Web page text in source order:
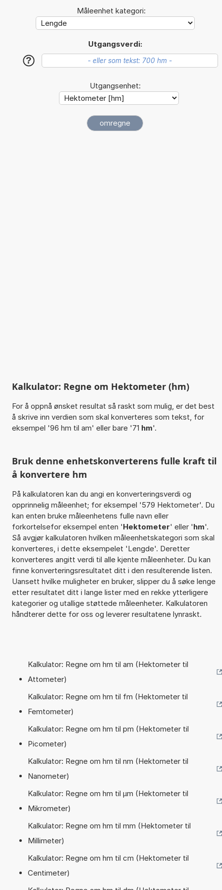
Måleenhet kategori:
Utgangsverdi:
?
Utgangsenhet:
Kalkulator: Regne om Hektometer (hm)
For å oppnå ønsket resultat så raskt som mulig, er det best
å skrive inn verdien som skal konverteres som tekst, for
eksempel '96 hm til am' eller bare '71 hm'.
Bruk denne enhetskonverterens fulle kraft til
å konvertere hm
På kalkulatoren kan du angi en konverteringsverdi og
opprinnelig måleenhet; for eksempel '579 Hektometer'. Du
kan enten bruke måleenhetens fulle navn eller
forkortelsefor eksempel enten 'Hektometer' eller 'hm'.
Så avgjør kalkulatoren hvilken måleenhetskategori som skal
konverteres, i dette eksempelet 'Lengde'. Deretter
konverteres angitt verdi til alle kjente måleenheter. Du kan
finne konverteringsresultatet ditt i den resulterende listen.
Uansett hvilke muligheter en bruker, slipper du å søke lenge
etter resultatet ditt i lange lister med en rekke ytterligere
kategorier og utallige støttede måleenheter. Kalkulatoren
håndterer dette for oss og leverer resultatene lynraskt.
Kalkulator: Regne om hm til am (Hektometer til
Attometer)
Kalkulator: Regne om hm til fm (Hektometer til
Femtometer)
Kalkulator: Regne om hm til pm (Hektometer til
Picometer)
Kalkulator: Regne om hm til nm (Hektometer til
Nanometer)
Kalkulator: Regne om hm til µm (Hektometer til
Mikrometer)
Kalkulator: Regne om hm til mm (Hektometer til
Millimeter)
Kalkulator: Regne om hm til cm (Hektometer til
Centimeter)